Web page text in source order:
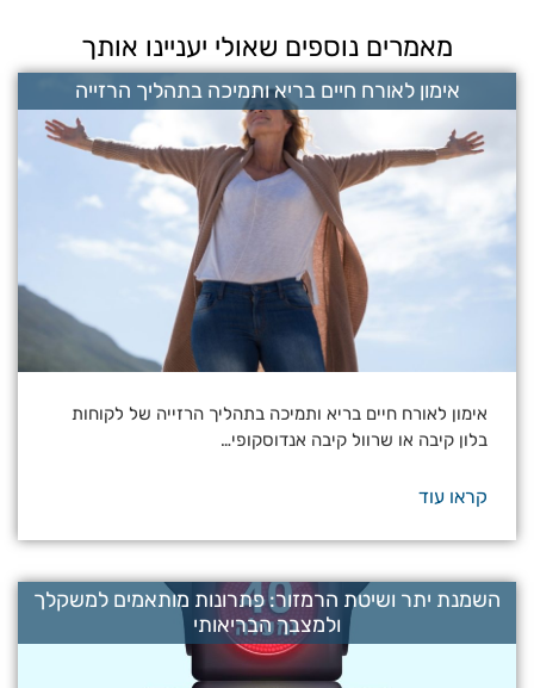
מאמרים נוספים שאולי יעניינו אותך
אימון לאורח חיים בריא ותמיכה בתהליך הרזייה
אימון לאורח חיים בריא ותמיכה בתהליך הרזייה של לקוחות
בלון קיבה או שרוול קיבה אנדוסקופי…
קראו עוד
השמנת יתר ושיטת הרמזור: פתרונות מותאמים למשקלך
ולמצבך הבריאותי